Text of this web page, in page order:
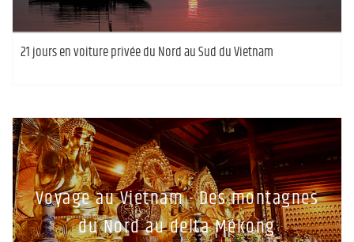
21 jours en voiture privée du Nord au Sud du Vietnam
Voyage au Vietnam - Des montagnes
du Nord au delta Mékong